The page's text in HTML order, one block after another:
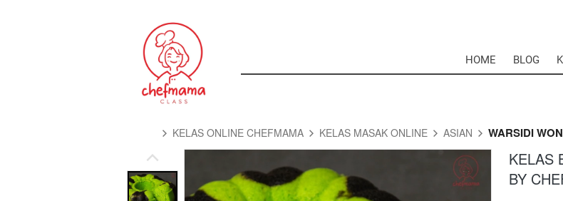
HOME BLOG
KELAS ONLINE CHEFMAMA KELAS MASAK ONLINE ASIAN WARSIDI
KELAS
BY